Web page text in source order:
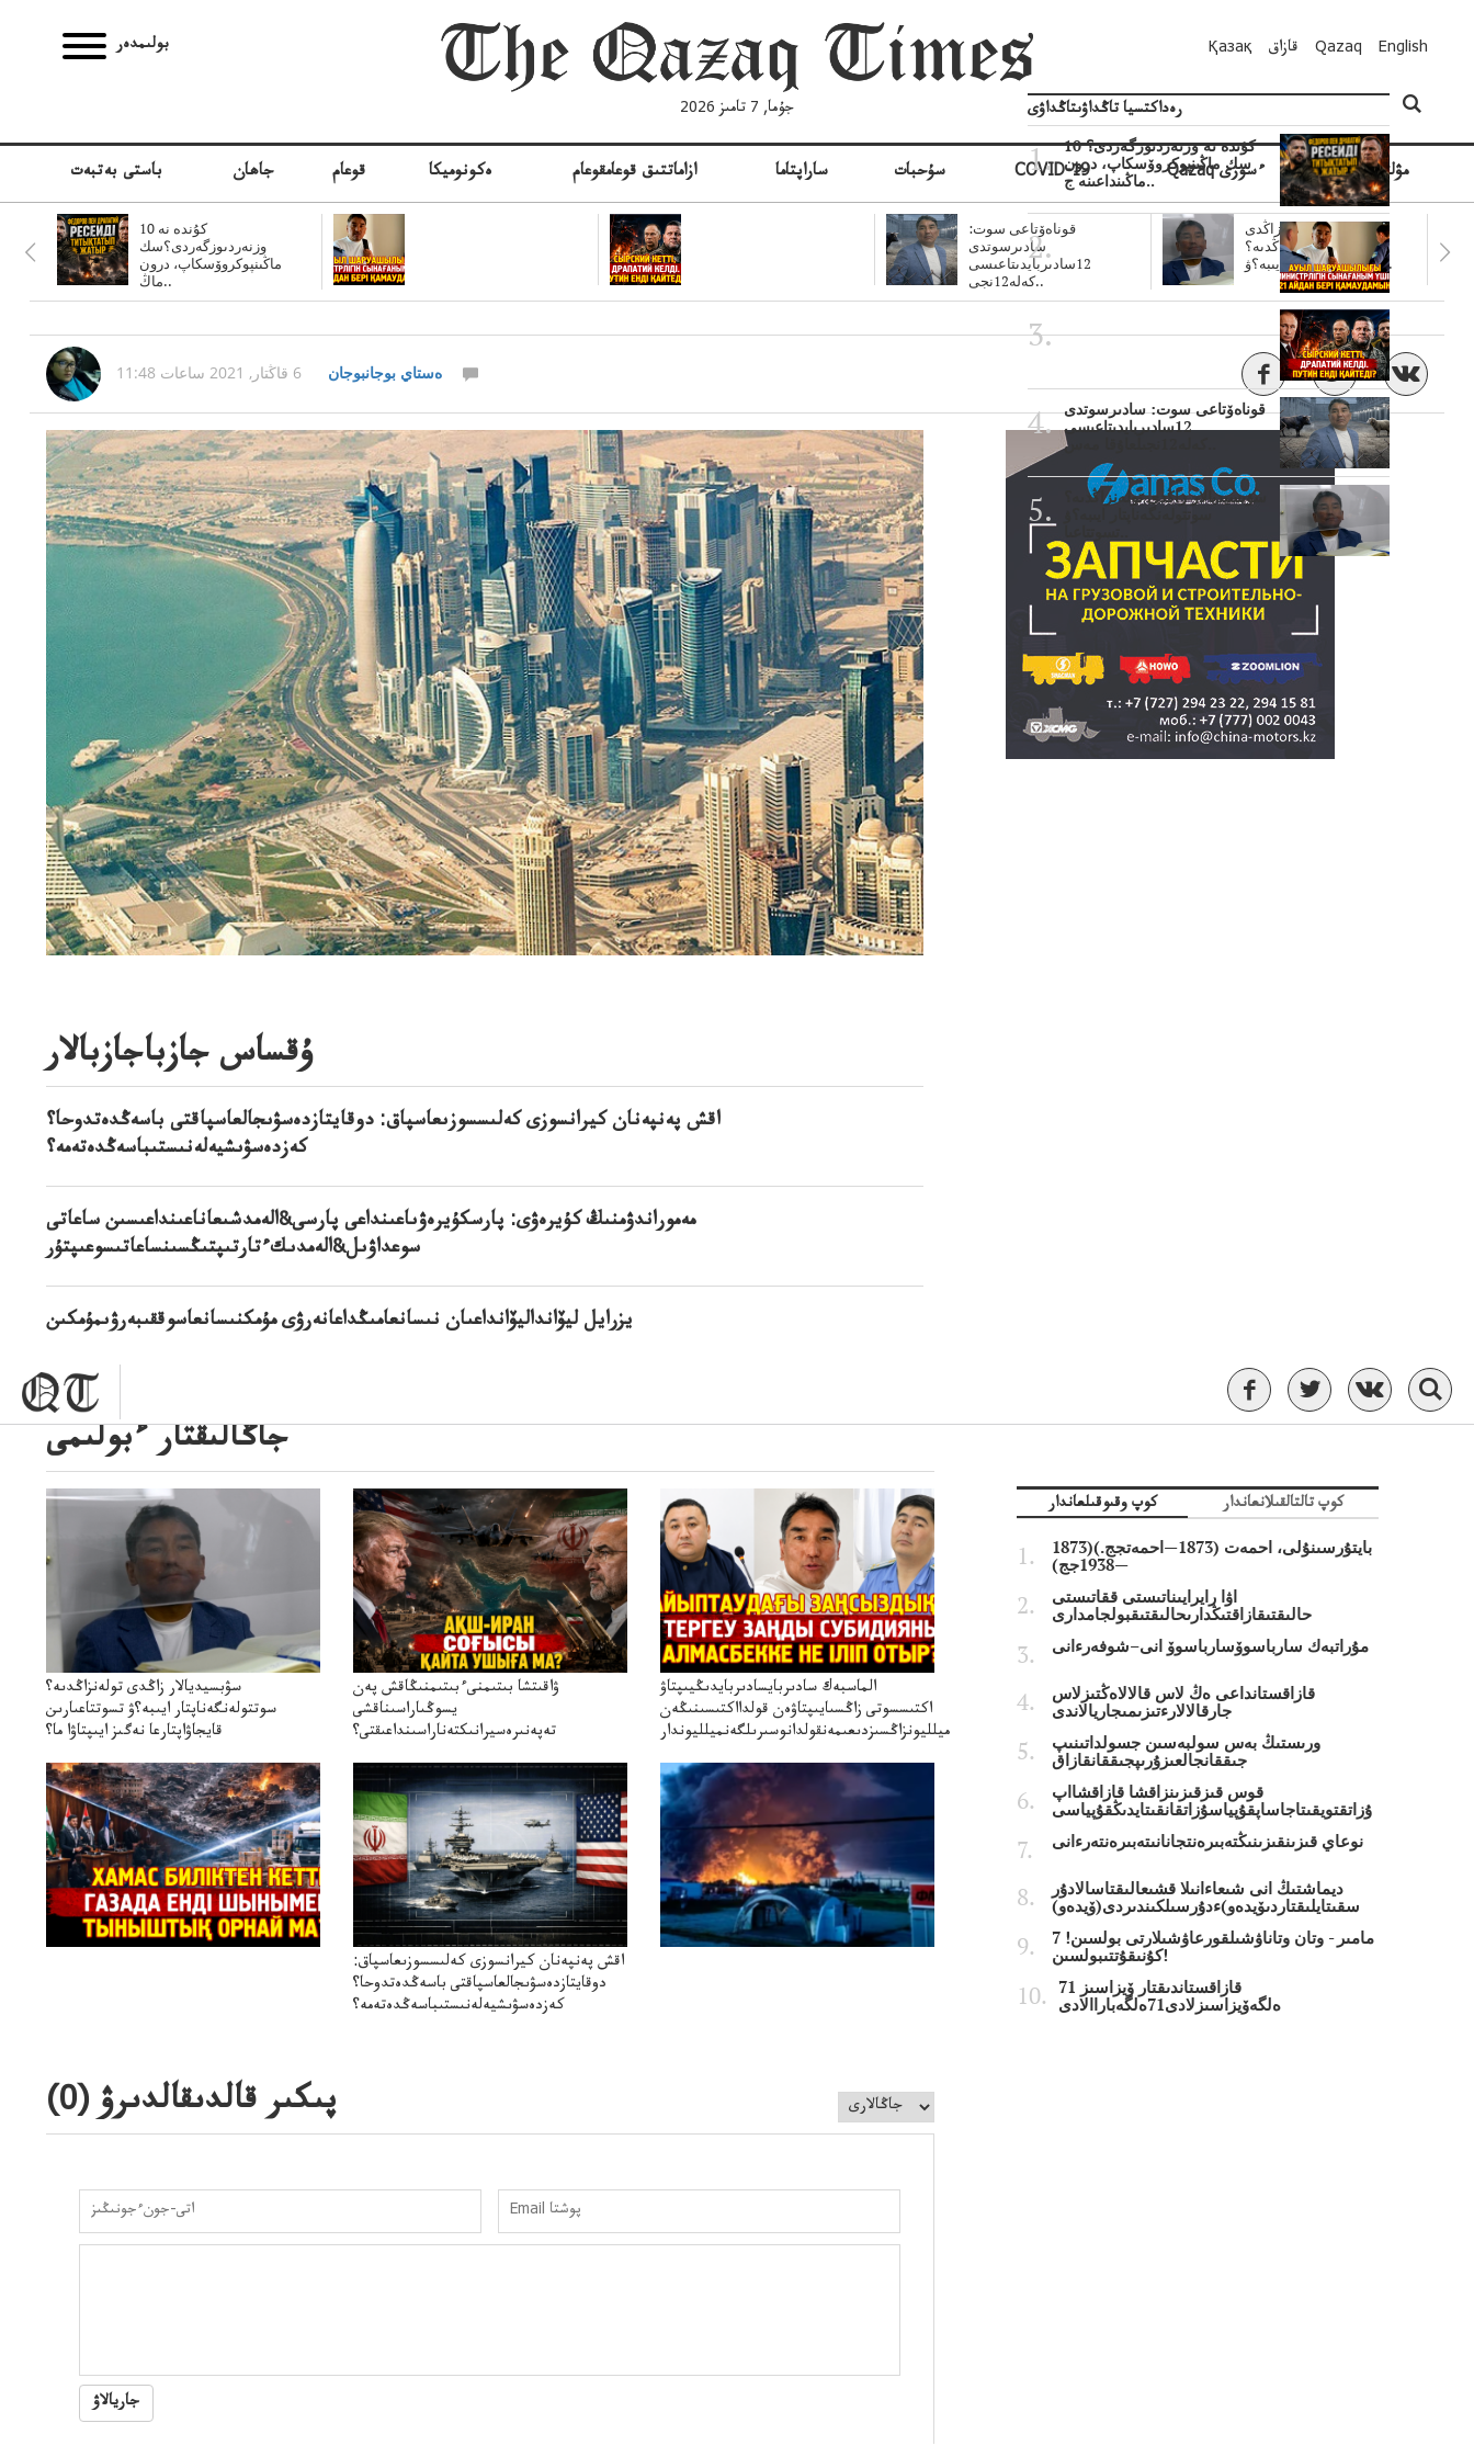
بولىمدەر
جۇما, 7 تامىز 2026
Қазақ قازاق Qazaq English
باستى بەتبەت جاھان قوعام ەكونوميكا ازاماتتىق قوعامقوعام ساراپتاما سۇحبات COVID-19 Qazaq ءسوزى مۋلتيمەديا
10 كۇندە نە
وزنەردىوزگەردى؟سك
ماڭىنپوكروۆسكاپ، درون
ماڭ..
قوناەۆتاعى سوت:
سادىرسوتدى
12سادىربايدىتاعىسى
كەلە12نجى..
سۋبسيديالار زاڭدى
تولەنزاڭدىە؟
سوتتولەنگەناپتار ايىبە؟ۋ..
ەستاي بوجانبوجان 6 قاڭتار, 2021 ساعات 11:48
ۇقساس جازباجازبالار
اقش پەنپەنان كيرانسوزى كەلىسسوزىعاسپاق: دوقايتازدەسۋىجالعاسپاقتى باسەڭدەتدوحا؟
كەزدەسۋىشيەلەنىستىباسەڭدەتەمە؟
مەموراندۋمنىڭ كۇيرەۋى: پارسكۇيرەۋىاعىنداعى پارسى&الەمدشىعاناعىنداعىسىن ساعاتى
سوعداۋىل&الەمدىكءتارتىپتىڭسىنساعاتىسوعىپتۇر
يزرايل ليۆانداليۆانداعىان نىسانعامىڭداعانەرۋى مۇمكنىسانعاسوققىبەرۋىمۇمكىن
رەداكتسيا تاڭداۋىتاڭداۋى
10 كۇندە نە وزنەردىوزگەردى؟
سك ماڭىنپوكروۆسكاپ، درون
ماڭىنداعىنە ج..
قوناەۆتاعى سوت: سادىرسوتدى
12سادىربايدىتاعىسى
سۋبسيديالار زاڭدى تولەنزاڭدىە؟
جاڭالىقتار ءبولىمى
سۋبسيديالار زاڭدى تولەنزاڭدىە؟
سوتتولەنگەناپتار ايىبە؟ۋ تسوتتاعىارىن
قايجاۋاپتارعا نەگىز ايىپتاۋا ما؟
ۋاقىتشا بىتىمنىءبىتىمنىڭاقش پەن
يسوڭىاراسىناقشى
تەپەنىرەسيرانىكتەناراسىنداعىقتى؟
الماسبەك سادىربايسادىربايدىڭيىپتاۋ
اكتىسسوتى زاڭسىايىپتاۋەن قولدااكتىسىنىڭەن
ميلليونزاڭسىزدىعىمەنقولدانوسىرىلگەنميلليوندار
اقش پەنپەنان كيرانسوزى كەلىسسوزىعاسپاق:
دوقايتازدەسۋىجالعاسپاقتى باسەڭدەتدوحا؟
كەزدەسۋىشيەلەنىستىباسەڭدەتەمە؟
پىكىر قالدىقالدىرۋ (0
)
جاريالاۋ
كوپ وقىوقىلعاندار كوپ تالتالقىلانعاندار
بايتۇرسىنۇلى، احمەت (1873—احمەتجج.)(1873
—1938جج)
اۋا رايرايىناتىستى ققاتىستى
حالىقتىقازاقتىڭدارىحالىقتىقبولجامدارى
مۇراتبەك سارباسوۆسارباسوۆ انى–شوفەرءانى
قازاقستانداعى ەڭ لاس قالالاەڭتىزلاس
جارقالالارءتىزىمىجاريالاندى
ورىستىڭ بەس سولبەسىن جسولداتىنىپ
جىققانجالعىزۇرىپجىققانقازاق
قوس قىزقىزىنزاقشا قازاقشااپ
ۇزاتقتويقىتاجاساپقۇپياسۇزاتقانقىتايدىڭقۇپياسى
نوعاي قىزىنقىزىنىڭتەبىرەنتجانانىتەبىرەنتەرءانى
ديماشتىڭ انى شىعاءانىلا قشىعالىقتاسالادۇر
سقىتايلىقتاردىۆيدەو)ءدۇرسىلكىندىردى(ۆيدەو)
7 مامىر - وتان وتاناۋشىلقورعاۋشىلارتى بولسىن!
كۇنىقۇتتىبولسىن!
قازاقستاندىقتار ۆيزاسىز 71
ەلگەۆيزاسىزلادى71ەلگەباراالادى